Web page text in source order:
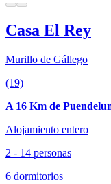
Casa El Rey
Murillo de Gállego
(19)
A 16 Km de
Alojamiento entero
2 - 14 personas
6 dormitorios